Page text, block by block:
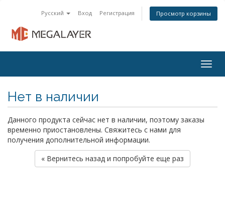
Русский Вход Регистрация Просмотр корзины
Нет в наличии
Данного продукта сейчас нет в наличии, поэтому заказы
временно приостановлены. Свяжитесь с нами для
получения дополнительной информации.
« Вернитесь назад и попробуйте еще раз